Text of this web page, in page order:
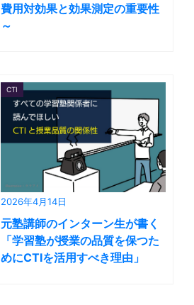
費用対効果と効果測定の重要性
～
2026年4月14日
CTI
元塾講師のインターン生が書く
「学習塾が授業の品質を保つた
めにCTIを活用すべき理由」